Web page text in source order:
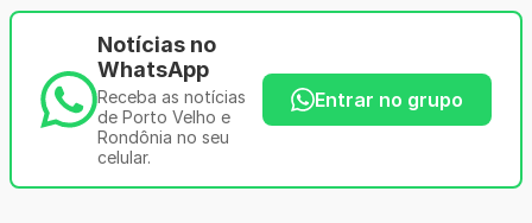
Notícias no
WhatsApp
Receba as notícias
de Porto Velho e
Rondônia no seu
celular.
Entrar no grupo